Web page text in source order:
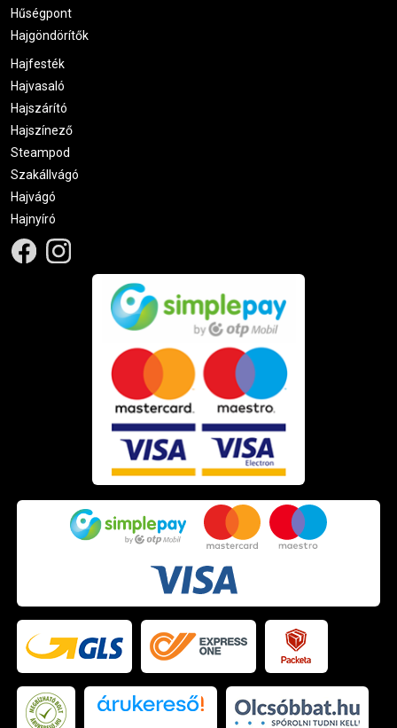
Hűségpont
Hajgöndörítők
Hajfesték
Hajvasaló
Hajszárító
Hajszínező
Steampod
Szakállvágó
Hajvágó
Hajnyíró